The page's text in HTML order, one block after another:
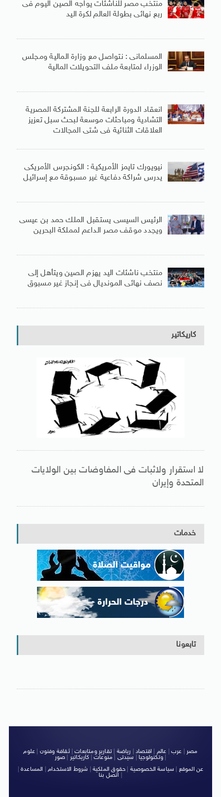
منتخب مصر للناشئات يواجه الصين اليوم فى
ربع نهائى بطولة العالم لكرة اليد
المسلمانى : نتواصل مع وزارة المالية ومجلس
الوزراء لمتابعة ملف التحويلات المالية
انعقاد الدورة الرابعة للجنة المشتركة المصرية
التشادية ومباحثات موسعة لبحث سبل تعزيز
العلاقات الثنائية فى شتى المجالات
نيويورك تايمز الأمريكية : الكونجرس الأمريكى
يدرس شراكة دفاعية غير مسبوقة مع إسرائيل
الرئيس السيسى يستقبل الملك حمد بن عيسى
ويجدد موقف مصر الداعم لمملكة البحرين
منتخب ناشئات اليد يهزم الصين ويتأهل إلى
نصف نهائى المونديال فى إنجاز غير مسبوق
كاريكاتير
لا استقرار ولاثبات فى المفاوضات بين الولايات
المتحدة وإيران
خدمات
تابعونا
مصر عرب عالم اقتصاد رياضة |تقارير ومتابعات|ثقافة وفنون
علوم
وتكنولوجيا| سيدتى منوعات كاريكاتير صور
|
عن الموقع
سياسة الخصوصية حقوق الملكية شروط الاستخدام| المساعدة|
اتصل بنا